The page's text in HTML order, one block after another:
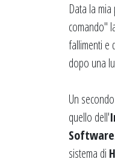
Data la
comando"
fallimenti e
dopo una
Un
quello dell'
Software
sistema di